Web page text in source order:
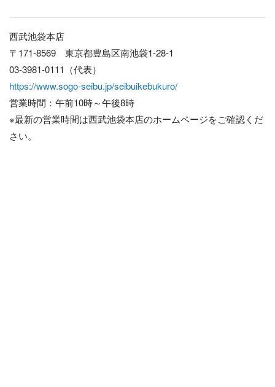
西武池袋本店
〒171-8569 東京都豊島区南池袋1-28-1
03-3981-0111（代表）
https://www.sogo-seibu.jp/seibuikebukuro/
営業時間：午前10時～午後8時
※最新の営業時間は西武池袋本店のホームページをご確認くだ
さい。